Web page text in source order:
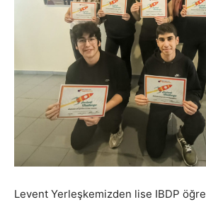
Levent Yerleşkemizden lise IBDP